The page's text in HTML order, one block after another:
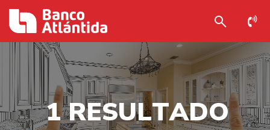
1 RESULTADO